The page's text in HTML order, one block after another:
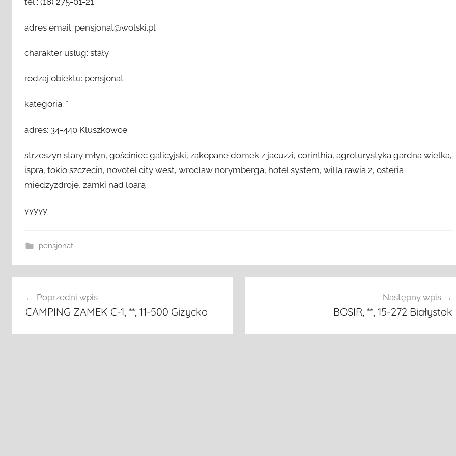
adres email: pensjonat@wolski.pl
charakter usług: stały
rodzaj obiektu: pensjonat
kategoria: *
adres: 34-440 Kluszkowce
strzeszyn stary młyn, gościniec galicyjski, zakopane domek z jacuzzi, corinthia, agroturystyka gardna wielka,
ispra, tokio szczecin, novotel city west, wrocław norymberga, hotel system, willa rawia 2, osteria
miedzyzdroje, zamki nad loarą
yyyyy
pensjonat
wpisuPoprzedni wpis
CAMPING ZAMEK C-1, **, 11-500 Giżycko
Następny wpis
BOSIR, **, 15-272 Białystok